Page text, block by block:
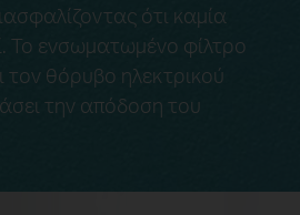
ότι καμία
Το ενσωματωμένο φίλτρο
τον θόρυβο ηλεκτρικού
την απόδοση του